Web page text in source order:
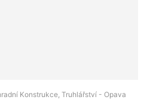
Konstrukce, Truhlářství - Opava